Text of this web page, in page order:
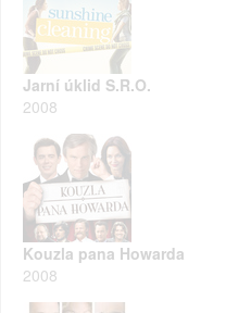
Jarní úklid S.R.O.
2008
Kouzla pana Howarda
2008